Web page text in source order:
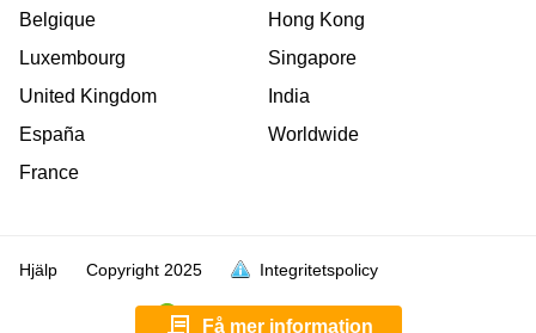
Få mer information
är full
är full
är full
är full
är full
är full
är full
Belgique
Luxembourg
United Kingdom
España
France
Hong Kong
Singapore
India
Worldwide
Hjälp Copyright 2025 Integritetspolicy